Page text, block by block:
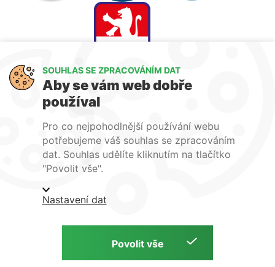
Jsme členem
Ochrana osobních údajů
SOUHLAS SE ZPRACOVÁNÍM DAT
Aby se vám web dobře
používal
Pro co nejpohodlnější používání webu
potřebujeme váš souhlas se zpracováním
dat. Souhlas udělíte kliknutím na tlačítko
"Povolit vše".
Nastavení dat